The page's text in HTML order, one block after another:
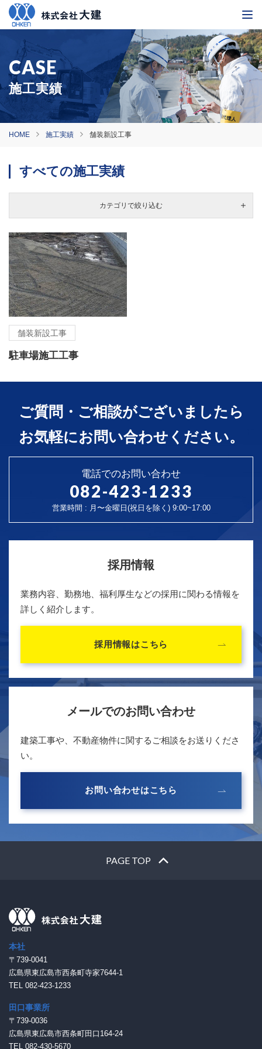
施工実績
HOME 施工実績 舗装新設工事
すべての施工実績
カテゴリで絞り込む
舗装新設工事
駐車場施工工事
ご質問・ご相談がございましたら
お気軽にお問い合わせください。
電話でのお問い合わせ
082-423-1233
営業時間 : 月〜金曜日(祝日を除く) 9:00~17:00
採用情報
業務内容、勤務地、福利厚生などの採用に関わる情報を
詳しく紹介します。
採用情報はこちら
メールでのお問い合わせ
建築工事や、不動産物件に関するご相談をお送りくださ
い。
お問い合わせはこちら
PAGE TOP
本社
〒739-0041
広島県東広島市西条町寺家7644-1
TEL 082-423-1233
田口事業所
〒739-0036
広島県東広島市西条町田口164-24
TEL 082-430-5670